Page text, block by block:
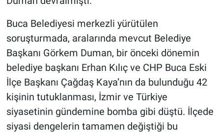
Buca Belediyesi merkezli yürütülen
soruşturmada, aralarında mevcut Belediye
Başkanı Görkem Duman, bir önceki dönemin
belediye başkanı Erhan Kılıç ve CHP Buca Eski
İlçe Başkanı Çağdaş Kaya’nın da bulunduğu 42
kişinin tutuklanması, İzmir ve Türkiye
siyasetinin gündemine bomba gibi düştü. İlçede
siyasi dengelerin tamamen değiştiği bu